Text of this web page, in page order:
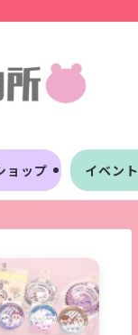
ョップ イベント